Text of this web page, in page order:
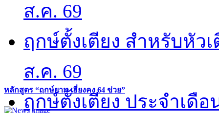
หลักสูตร “ฤกษ์ยาม เฮี่ยงคง 64 ข่วย”
ส.ค. 69
ฤกษ์ตั้งเตียง สำหรับหัว
ส.ค. 69
ฤกษ์ตั้งเตียง ประจำเดือ